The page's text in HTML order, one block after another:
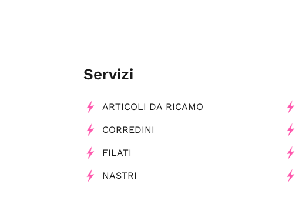
Servizi
ARTICOLI DA RICAMO
CORREDINI
FILATI
NASTRI